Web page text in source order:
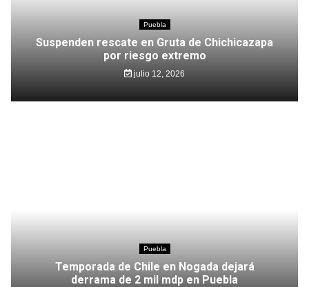
Puebla
Suspenden rescate en Gruta de Chichicazapa
por riesgo extremo
julio 12, 2026
Puebla
Temporada de Chile en Nogada dejará
derrama de 2 mil mdp en Puebla